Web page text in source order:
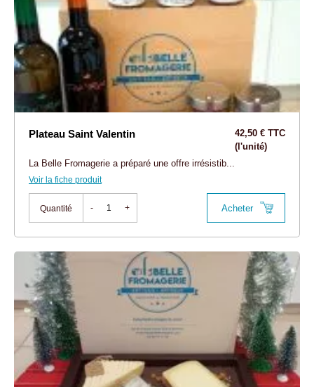
Plateau Saint Valentin
42,50 € TTC
(l'unité)
La Belle Fromagerie a préparé une offre irrésistib...
Voir la fiche produit
Quantité - + Acheter